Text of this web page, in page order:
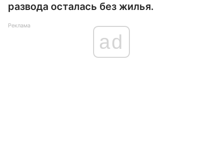
развода осталась без жилья.
Реклама
ad